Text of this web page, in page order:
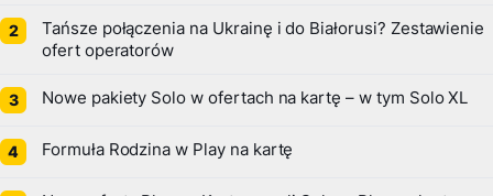
Tańsze połączenia na Ukrainę i do Białorusi? Zestawienie
ofert operatorów
Nowe pakiety Solo w ofertach na kartę – w tym Solo XL
Formuła Rodzina w Play na kartę